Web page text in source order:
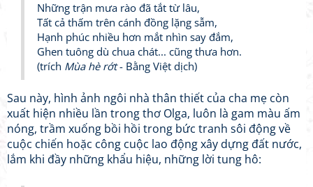
Những trận mưa rào đã tắt từ lâu,
Tất cả thấm trên cánh đồng lặng sẫm,
Hạnh phúc nhiều hơn mắt nhìn say đắm,
Ghen tuông dù chua chát... cũng thưa hơn.
(trích Mùa hè rớt- Bằng Việt dịch)
Sau này, hình ảnh ngôi nhà thân thiết của cha mẹ còn
xuất hiện nhiều lần trong thơ Olga, luôn là gam màu ấm
nóng, trầm xuống bồi hồi trong bức tranh sôi động về
cuộc chiến hoặc công cuộc lao động xây dựng đất nước,
lắm khi đầy những khẩu hiệu, những lời tung hô: